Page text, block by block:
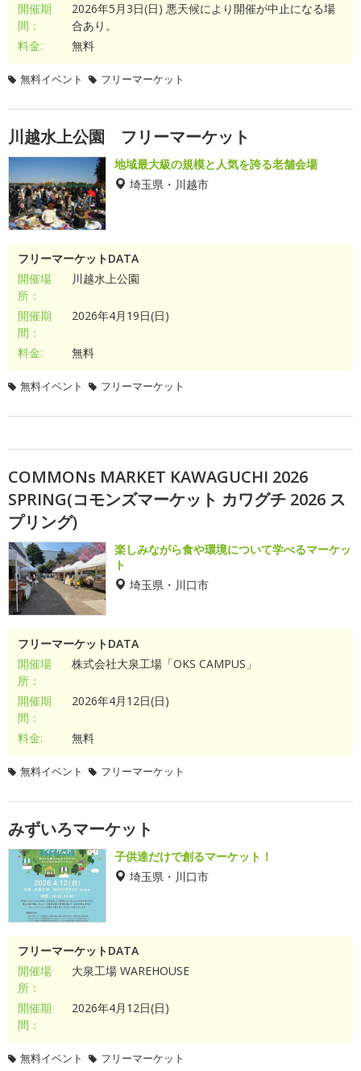
開催期
間：
2026年5月3日(日) 悪天候により開催が中止になる場
合あり。
料金:
無料
無料イベント フリーマーケット
川越水上公園 フリーマーケット
地域最大級の規模と人気を誇る老舗会場
埼玉県・川越市
フリーマーケットDATA
開催場
所：
川越水上公園
開催期
間：
2026年4月19日(日)
料金: 無料
無料イベント フリーマーケット
COMMONs MARKET KAWAGUCHI 2026
SPRING(コモンズマーケット カワグチ 2026 ス
プリング)
楽しみながら食や環境について学べるマーケッ
ト
埼玉県・川口市
フリーマーケットDATA
開催場
所：
株式会社大泉工場「OKS CAMPUS」
開催期
間：
2026年4月12日(日)
料金: 無料
無料イベント フリーマーケット
みずいろマーケット
子供達だけで創るマーケット！
埼玉県・川口市
フリーマーケットDATA
開催場
所：
大泉工場 WAREHOUSE
開催期
間：
2026年4月12日(日)
無料イベント フリーマーケット